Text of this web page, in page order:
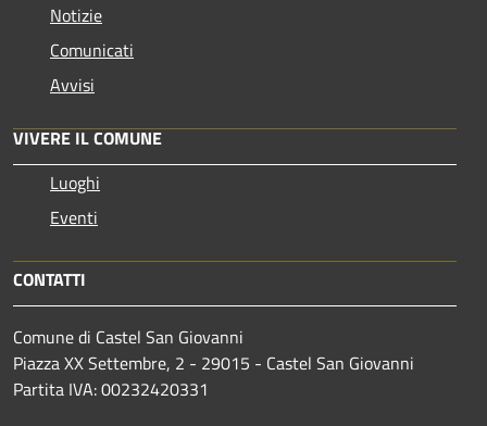
Notizie
Comunicati
Avvisi
VIVERE IL COMUNE
Luoghi
Eventi
CONTATTI
Comune di Castel San Giovanni
Piazza XX Settembre, 2 - 29015 - Castel San Giovanni
Partita IVA: 00232420331